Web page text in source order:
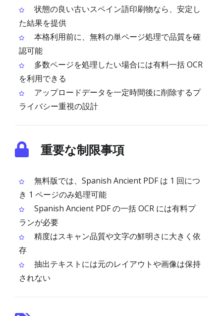
状態の良い古いスペイン語印刷物なら、安定し
た結果を提供
本格利用前に、無料の単ページ処理で品質を確
認可能
多数ページを処理したい場合には有料一括 OCR
を利用できる
アップロードデータを一定時間後に削除するプ
ライバシー重視の設計
重要な制限事項
無料版では、Spanish Ancient PDF は 1 回につ
き 1 ページのみ処理可能
Spanish Ancient PDF の一括 OCR には有料プ
ランが必要
精度はスキャン品質や文字の鮮明さに大きく依
存
抽出テキストには元のレイアウトや画像は保持
されない